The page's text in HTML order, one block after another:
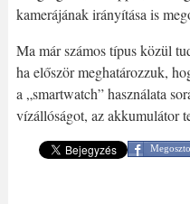
kamerájának irányítása is
Ma már számos típus közül
ha először meghatározzuk,
a „smartwatch” használata
vízállóságot, az akkumulátor